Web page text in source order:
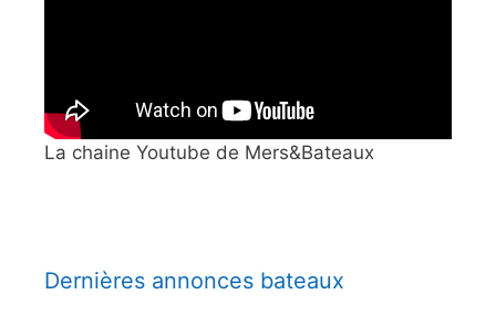
La chaine Youtube de Mers&Bateaux
Dernières annonces bateaux